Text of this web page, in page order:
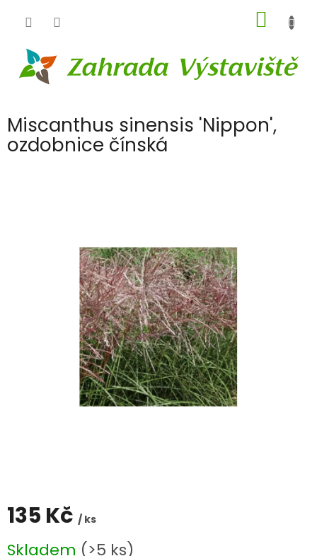
KOŠÍK
Miscanthus sinensis 'Nippon',
ozdobnice čínská
135 Kč / ks
cena:
Skladem (>5 ks)